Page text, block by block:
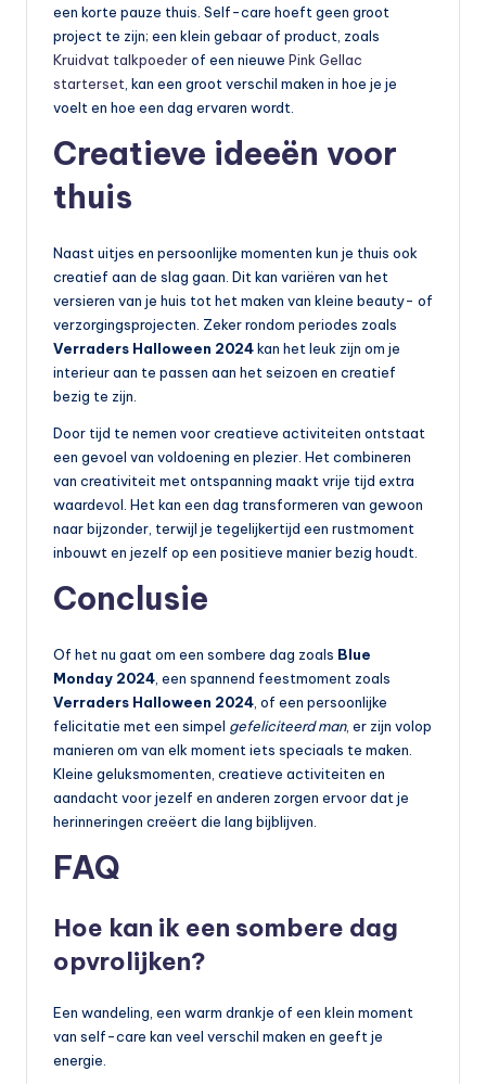
een korte pauze thuis. Self-care hoeft geen groot
project te zijn; een klein gebaar of product, zoals
Kruidvat talkpoederof een nieuwe Pink Gellac
starterset , kan een groot verschil maken in hoe je je
voelt en hoe een dag ervaren wordt.
Creatieve ideeën voor
thuis
Naast uitjes en persoonlijke momenten kun je thuis ook
creatief aan de slag gaan. Dit kan variëren van het
versieren van je huis tot het maken van kleine beauty- of
verzorgingsprojecten. Zeker rondom periodes zoals
Verraders Halloween 2024kan het leuk zijn om je
interieur aan te passen aan het seizoen en creatief
bezig te zijn.
Door tijd te nemen voor creatieve activiteiten ontstaat
een gevoel van voldoening en plezier. Het combineren
van creativiteit met ontspanning maakt vrije tijd extra
waardevol. Het kan een dag transformeren van gewoon
naar bijzonder, terwijl je tegelijkertijd een rustmoment
inbouwt en jezelf op een positieve manier bezig houdt.
Conclusie
Of het nu gaat om een sombere dag zoals Blue
Monday 2024 , een spannend feestmoment zoals
Verraders Halloween 2024 , of een persoonlijke
felicitatie met een simpel gefeliciteerd man, er zijn volop
manieren om van elk moment iets speciaals te maken.
Kleine geluksmomenten, creatieve activiteiten en
aandacht voor jezelf en anderen zorgen ervoor dat je
herinneringen creëert die lang bijblijven.
FAQ
Hoe kan ik een sombere dag
opvrolijken?
Een wandeling, een warm drankje of een klein moment
van self-care kan veel verschil maken en geeft je
energie.